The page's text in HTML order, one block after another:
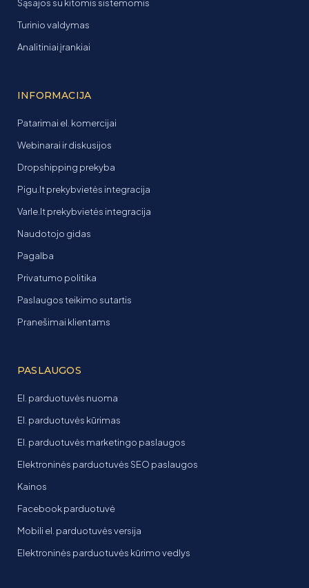
Sąsajos su kitomis sistemomis
Turinio valdymas
Analitiniai įrankiai
INFORMACIJA
Patarimai el. komercijai
Webinarai ir diskusijos
Dropshipping prekyba
Pigu.lt prekybvietės integracija
Varle.lt prekybvietės integracija
Naudotojo gidas
Pagalba
Privatumo politika
Paslaugos teikimo sutartis
Pranešimai klientams
PASLAUGOS
El. parduotuvės nuoma
El. parduotuvės kūrimas
El. parduotuvės marketingo paslaugos
Elektroninės parduotuvės SEO paslaugos
Kainos
Facebook parduotuvė
Mobili el. parduotuvės versija
Elektroninės parduotuvės kūrimo vedlys